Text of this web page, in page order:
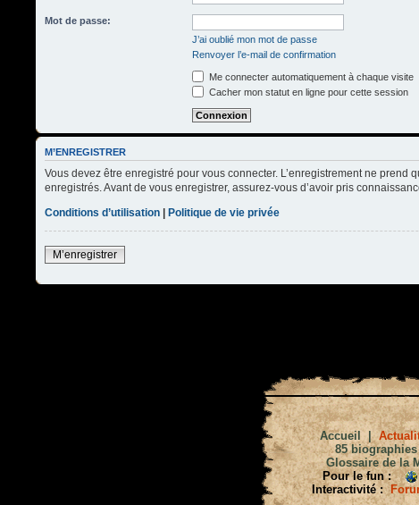
Mot de passe:
J’ai oublié mon mot de passe
Renvoyer l’e-mail de confirmation
Me connecter automatiquement à chaque visite
Cacher mon statut en ligne pour cette session
M’ENREGISTRER
Vous devez être enregistré pour vous connecter. L’enregistrement ne
enregistrés. Avant de vous enregistrer, assurez-vous d’avoir pris
Conditions d’utilisation | Politique de vie privée
M’enregistrer
Accueil|
85 biographies
Glossaire de la
Pour le fun :
Interactivité :